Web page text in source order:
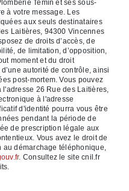
Temin et ses sous-
à votre message. Les
aux seuls destinataires
Laitières, 94300 Vincennes
de droits d’accès, de
de limitation, d’opposition,
moment et du droit
autorité de contrôle, ainsi
post-mortem. Vous pouvez
26 Rue des Laitières,
à l'adresse
d'identité pourra vous être
pendant la période de
de prescription légale aux
Vous avez le droit de
démarchage téléphonique,
. Consultez le site cnil.fr